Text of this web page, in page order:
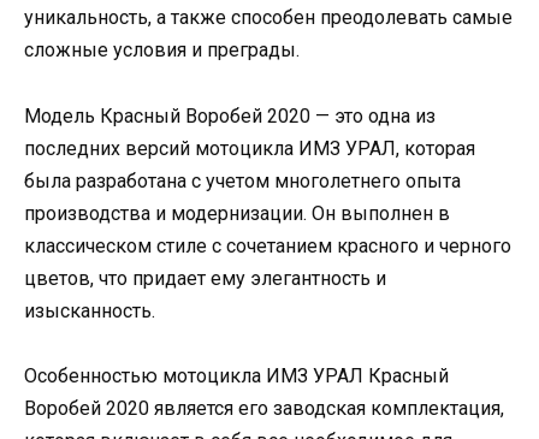
уникальность, а также способен преодолевать самые
сложные условия и преграды.
Модель Красный Воробей 2020 — это одна из
последних версий мотоцикла ИМЗ УРАЛ, которая
была разработана с учетом многолетнего опыта
производства и модернизации. Он выполнен в
классическом стиле с сочетанием красного и черного
цветов, что придает ему элегантность и
изысканность.
Особенностью мотоцикла ИМЗ УРАЛ Красный
Воробей 2020 является его заводская комплектация,